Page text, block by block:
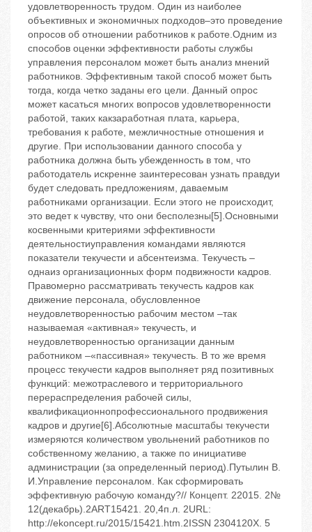
удовлетворенность трудом. Один из наиболее
объективных и экономичных подходов–это проведение
опросов об отношении работников к работе.Одним из
способов оценки эффективности работы службы
управления персоналом может быть анализ мнений
работников. Эффективным такой способ может быть
тогда, когда четко заданы его цели. Данный опрос
может касаться многих вопросов удовлетворенности
работой, таких какзаработная плата, карьера,
требования к работе, межличностные отношения и
другие. При использовании данного способа у
работника должна быть убежденность в том, что
работодатель искренне заинтересован узнать правдуи
будет следовать предложениям, даваемым
работниками организации. Если этого не происходит,
это ведет к чувству, что они бесполезны[5].Основными
косвенными критериями эффективности
деятельностиуправления командами являются
показатели текучести и абсентеизма. Текучесть –
однаиз организационных форм подвижности кадров.
Правомерно рассматривать текучесть кадров как
движение персонала, обусловленное
неудовлетворенностью рабочим местом –так
называемая «активная» текучесть, и
неудовлетворенностью организации данным
работником –«пассивная» текучесть. В то же время
процесс текучести кадров выполняет ряд позитивных
функций: межотраслевого и территориального
перераспределения рабочей силы,
квалификационнопрофессионального продвижения
кадров и другие[6].Абсолютные масштабы текучести
измеряются количеством увольнений работников по
собственному желанию, а также по инициативе
администрации (за определенный период).Путылин В.
И.Управление персоналом. Как сформировать
эффективную рабочую команду?// Концепт. 22015. 2№
12(декабрь).2ART15421. 20,4п.л. 2URL:
http://ekoncept.ru/2015/15421.htm.2ISSN 2304120X. 5